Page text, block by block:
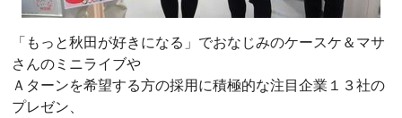
「もっと秋田が好きになる」でおなじみのケースケ＆マサ
さんのミニライブや
Ａターンを希望する方の採用に積極的な注目企業１３社の
プレゼン、